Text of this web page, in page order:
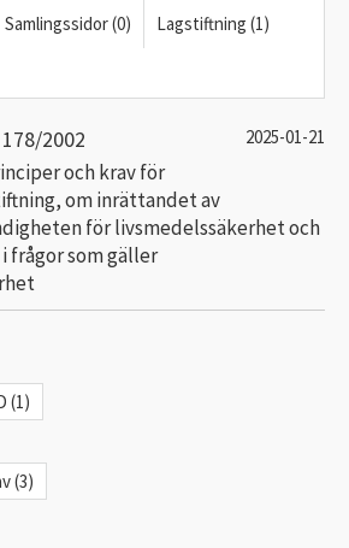
Samlingssidor (0) Lagstiftning (1)
2002 2025-01-21
och krav för
om inrättandet av
för livsmedelssäkerhet och
frågor som gäller
(1)
(3)